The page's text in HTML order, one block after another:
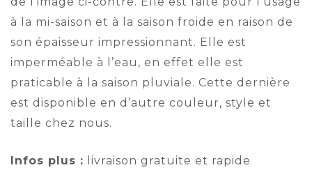
à la mi-saison et à la saison froide en raison de
son épaisseur impressionnant. Elle est
imperméable à l’eau, en effet elle est
praticable à la saison pluviale. Cette dernière
est disponible en d’autre couleur, style et
taille chez nous.
Infos plus : livraison gratuite et rapide